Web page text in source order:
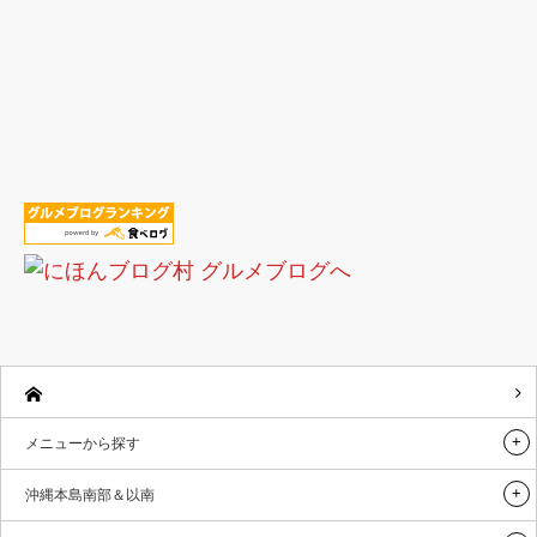
メニューから探す
沖縄本島南部＆以南